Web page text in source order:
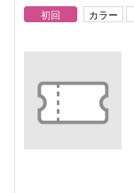
初回 カラー